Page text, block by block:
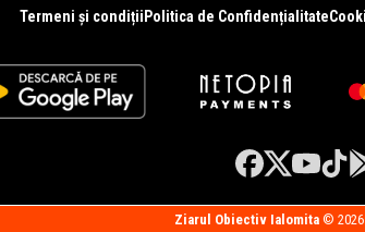
Termeni și condiții Politica de Confidențialitate
Ziarul Obiectiv Ialomita© 2026